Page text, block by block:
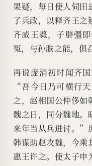
果疑，每日使人伺田
了兵政，以释齐王之
齐威王薨，子辟彊
冤，与孙膑之能，俱
再说庞涓初时闻齐
“吾今日乃可横行
之，赵相国公仲侈如
魏之日，同分魏地
来年当从兵进讨。”
韩谋助赵攻魏，今乘
惠王许之。使太子申